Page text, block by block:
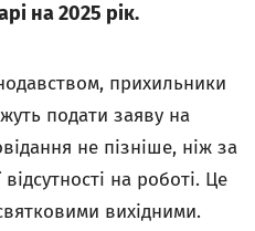
на 2025 рік.
прихильники
подати заяву на
не пізніше, ніж за
на роботі. Це
вихідними.